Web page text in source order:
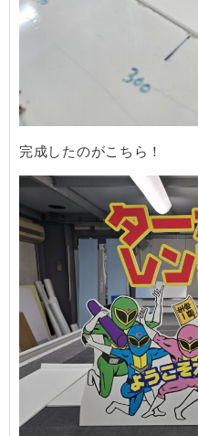
​完成したのがこちら！